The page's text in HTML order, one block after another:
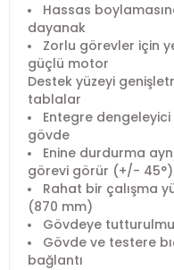
Hassas
dayanak
Zorlu görevler için
güçlü motor
Destek yüzeyi
tablalar
Entegre
gövde
Enine durdurma
görevi görür (+/- 45°)
Rahat bir çalışma
(870 mm)
Gövdeye
Gövde ve testere
bağlantı